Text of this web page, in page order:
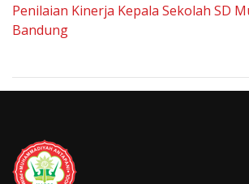
Penilaian Kinerja Kepala Sekolah SD
Bandung